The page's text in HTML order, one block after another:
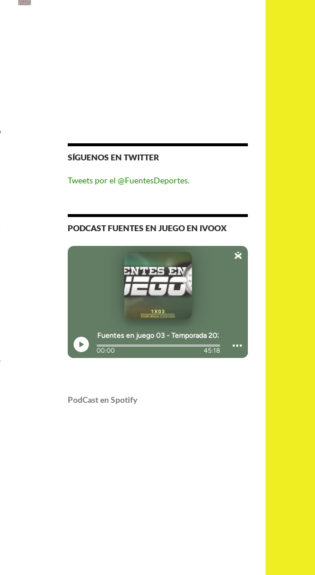
SÍGUENOS EN TWITTER
Tweets por el @FuentesDeportes.
PODCAST FUENTES EN JUEGO EN IVOOX
PodCast en Spotify